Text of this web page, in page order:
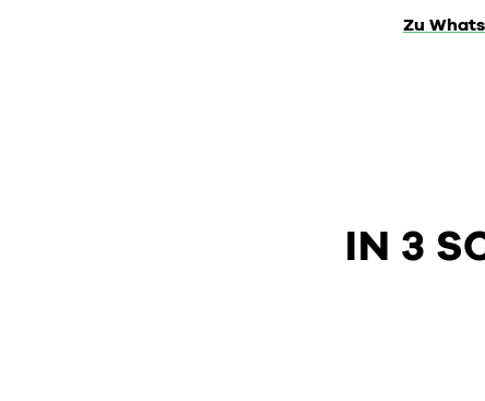
Zu
IN 3